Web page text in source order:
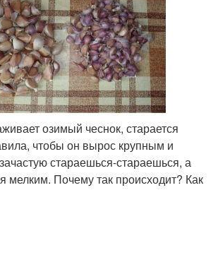
озимый чеснок, старается
чтобы он вырос крупным и
стараешься-стараешься, а
мелким. Почему так происходит? Как